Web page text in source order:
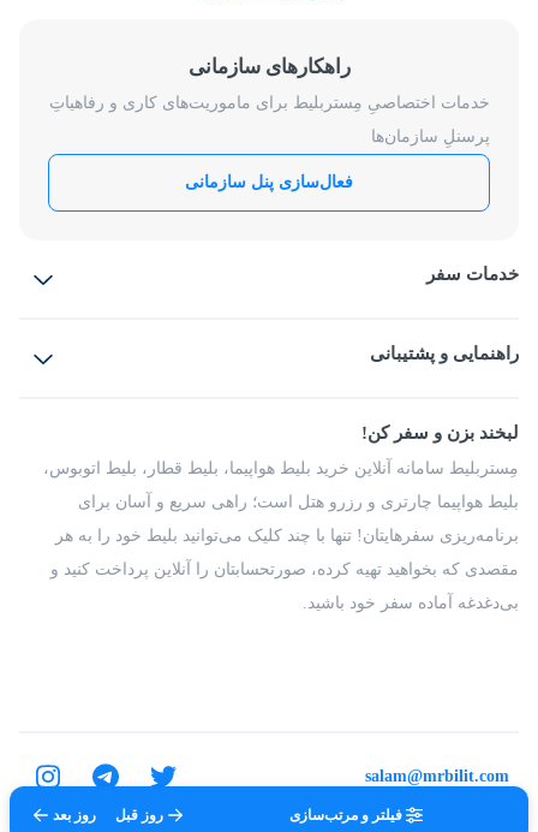
فیلتر و مرتب‌سازی روز قبل روز بعد
راهکارهای سازمانی
خدمات اختصاصیِ مِستربلیط برای ماموریت‌های کاری و رفاهیاتِ
پرسنلِ سازمان‌ها
فعال‌سازی پنل سازمانی
خدمات سفر
بلیط قطار
راهنمایی و پشتیبانی
شرایط و مقررات
راهکار سازمانی
فرصت‌های شغلی
درباره ما
لبخند بزن و سفر کن!
مِستربلیط سامانه آنلاین خرید بلیط هواپیما، بلیط قطار، بلیط اتوبوس،
بلیط هواپیما چارتری و رزرو هتل است؛ راهی سریع و آسان برای
برنامه‌ریزی سفرهایتان! تنها با چند کلیک می‌توانید بلیط خود را به هر
مقصدی که بخواهید تهیه کرده، صورتحسابتان را آنلاین پرداخت کنید و
بی‌دغدغه آماده سفر خود باشید.
تمامی حقوق برای شرکت عتیق گشت اصفهان محفوظ است.
salam@mrbilit.com